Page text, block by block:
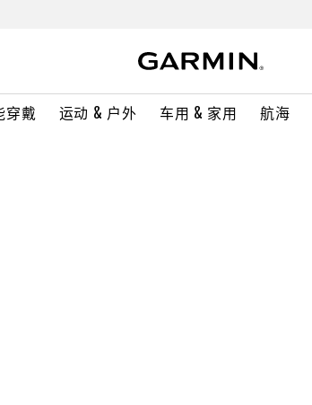
穿戴 运动 & 户外 车用 & 家用 航海